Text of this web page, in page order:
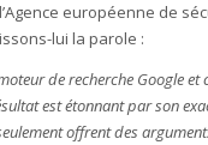
européenne de
lui la parole :
de recherche Google
est étonnant par son
offrent des